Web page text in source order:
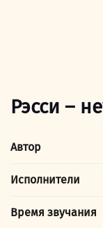
Рэсси –
Автор
Исполнители
Время звучания